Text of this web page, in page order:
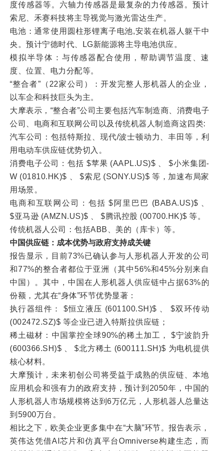
度传感器等。六轴力传感器是最复杂的力传感器。预计
索尼、禾赛科技将主导视觉与激光雷达生产。
电池：通常使用圆柱形锂离子电池,安装在机器人躯干中
央。预计宁德时代、LG新能源将主导电池供应。
模拟半导体：与传感器配合使用，帮助调节温度、速
度、位置、电力分配等。
“整合者”（22家公司）：开发完整人形机器人的企业，
以车企和科技巨头为主。
大摩表示，“整合者”公司主要包括汽车制造商、消费电子
公司、电商和互联网公司以及传统机器人制造商这四类:
汽车公司：包括特斯拉、现代/波士顿动力、丰田等，利
用电动车供应链优势切入。
消费电子公司：包括 $苹果 (AAPL.US)$ 、 $小米集团-
W (01810.HK)$ 、 $索尼 (SONY.US)$ 等，加速布局家
用场景。
电商和互联网公司：包括 $阿里巴巴 (BABA.US)$ 、
$亚马逊 (AMZN.US)$ 、 $腾讯控股 (00700.HK)$ 等。
传统机器人公司：包括ABB、美的（库卡）等。
中国供应链：成本优势与政府支持成关键
报告显示，目前73%已确认参与人形机器人开发的公司
和77%的整合者都位于亚洲（其中56%和45%分别来自
中国）。其中，中国在人形机器人供应链中占据63%的
份额，尤其在“身体”环节优势显著：
执行器组件： $恒立液压 (601100.SH)$ 、 $双环传动
(002472.SZ)$ 等企业已进入特斯拉供应链；
稀土磁材：中国掌控全球90%的稀土加工， $宁波韵升
(600366.SH)$ 、 $北方稀土 (600111.SH)$ 为电机提供
核心材料。
大摩预计，未来初创公司将受益于成熟的供应链、本地
应用机会和强有力的政府支持，预计到2050年，中国的
人形机器人市场规模将达到6万亿元，人形机器人总量达
到5900万台。
相比之下，欧美企业更多集中在“大脑”环节。报告表示，
英伟达凭借AI芯片和仿真平台Omniverse构建生态，而